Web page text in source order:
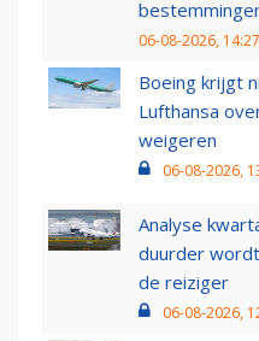
06-08-2026, 14:27
Boeing krijgt
Lufthansa
weigeren
06-08-2026,
Analyse
duurder
de reiziger
06-08-2026,